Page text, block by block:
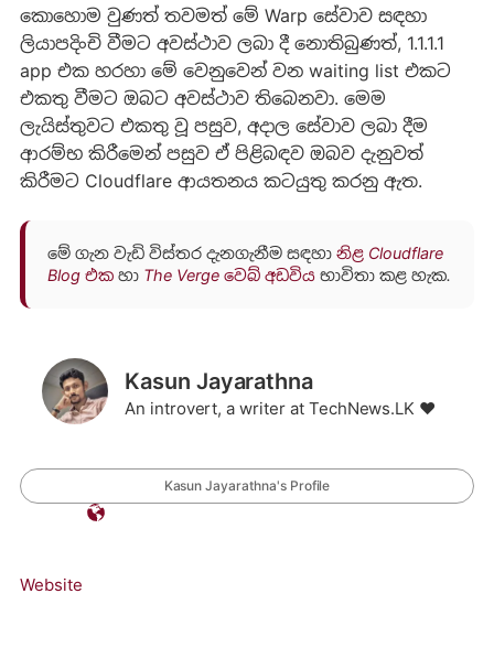
කොහොම වුණත් තවමත් මේ Warp සේවාව සඳහා
ලියාපදිංචි වීමට අවස්ථාව ලබා දී නොතිබුණත්, 1.1.1.1
app එක හරහා මේ වෙනුවෙන් වන waiting list එකට
එකතු වීමට ඔබට අවස්ථාව තිබෙනවා. මෙම
ලැයිස්තුවට එකතු වූ පසුව, අදාල සේවාව ලබා දීම
ආරම්භ කිරීමෙන් පසුව ඒ පිළිබඳව ඔබව දැනුවත්
කිරීමට Cloudflare ආයතනය කටයුතු කරනු ඇත.
මේ ගැන වැඩි විස්තර දැනගැනීම සඳහා නිළ Cloudflare
Blog එකහා The Verge වෙබ් අඩවියභාවිතා කළ හැක.
Kasun Jayarathna
An introvert, a writer at TechNews.LK ❤️
Kasun Jayarathna's Profile
Website